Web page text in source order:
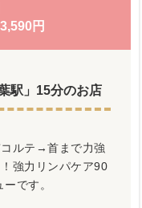
円
駅」15分のお店
ルテ→首まで力強
強力リンパケア90
です。